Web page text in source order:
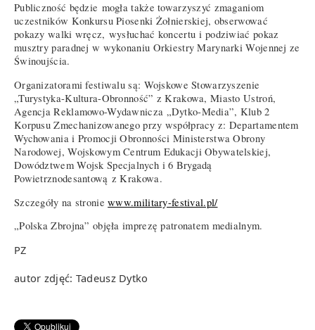
Publiczność będzie mogła także towarzyszyć zmaganiom
uczestników Konkursu Piosenki Żołnierskiej, obserwować
pokazy walki wręcz, wysłuchać koncertu i podziwiać pokaz
musztry paradnej w wykonaniu Orkiestry Marynarki Wojennej ze
Świnoujścia.
Organizatorami festiwalu są: Wojskowe Stowarzyszenie
„Turystyka-Kultura-Obronność” z Krakowa, Miasto Ustroń,
Agencja Reklamowo-Wydawnicza „Dytko-Media”, Klub 2
Korpusu Zmechanizowanego przy współpracy z: Departamentem
Wychowania i Promocji Obronności Ministerstwa Obrony
Narodowej, Wojskowym Centrum Edukacji Obywatelskiej,
Dowództwem Wojsk Specjalnych i 6 Brygadą
Powietrznodesantową z Krakowa.
Szczegóły na stroniewww.military-festival.pl/
„Polska Zbrojna” objęła imprezę patronatem medialnym.
PZ
autor zdjęć: Tadeusz Dytko